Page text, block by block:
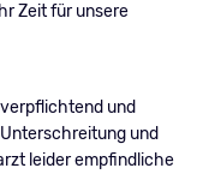
Zeit für unsere
und
und
leider empfindliche